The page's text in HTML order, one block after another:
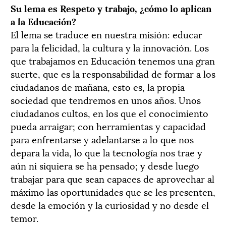
Su lema es Respeto y trabajo, ¿cómo lo aplican
a la Educación?
El lema se traduce en nuestra misión: educar
para la felicidad, la cultura y la innovación. Los
que trabajamos en Educación tenemos una gran
suerte, que es la responsabilidad de formar a los
ciudadanos de mañana, esto es, la propia
sociedad que tendremos en unos años. Unos
ciudadanos cultos, en los que el conocimiento
pueda arraigar; con herramientas y capacidad
para enfrentarse y adelantarse a lo que nos
depara la vida, lo que la tecnología nos trae y
aún ni siquiera se ha pensado; y desde luego
trabajar para que sean capaces de aprovechar al
máximo las oportunidades que se les presenten,
desde la emoción y la curiosidad y no desde el
temor.